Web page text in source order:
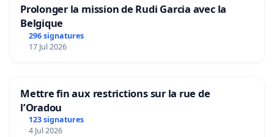
Prolonger la mission de Rudi Garcia avec la
Belgique
296 signatures
17 Jul 2026
Mettre fin aux restrictions sur la rue de
l’Oradou
123 signatures
4 Jul 2026